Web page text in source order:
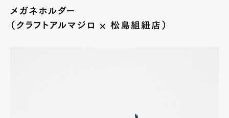
メガネホルダー
（クラフトアルマジロ × 松島組紐店）